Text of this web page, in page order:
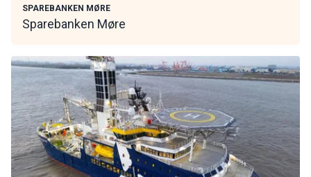
SPAREBANKEN MØRE
Sparebanken Møre